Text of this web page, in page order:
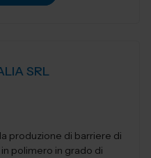
SRL
produzione di barriere di
polimero in grado di